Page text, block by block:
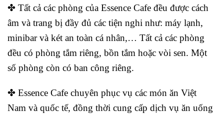
✤ Tất cả các phòng của Essence Cafe đều được cách
âm và trang bị đầy đủ các tiện nghi như: máy lạnh,
minibar và két an toàn cá nhân,… Tất cả các phòng
đều có phòng tắm riêng, bồn tắm hoặc vòi sen. Một
số phòng còn có ban công riêng.
✤ Essence Cafe chuyên phục vụ các món ăn Việt
Nam và quốc tế, đồng thời cung cấp dịch vụ ăn uống